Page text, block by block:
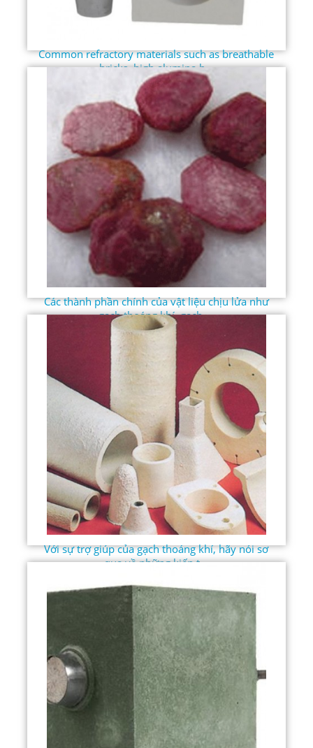
Common refractory materials such as breathable
bricks, high alumina b...
Các thành phần chính của vật liệu chịu lửa như
gạch thoáng khí, gạch ...
Với sự trợ giúp của gạch thoáng khí, hãy nói sơ
qua về những kiến ​​t...